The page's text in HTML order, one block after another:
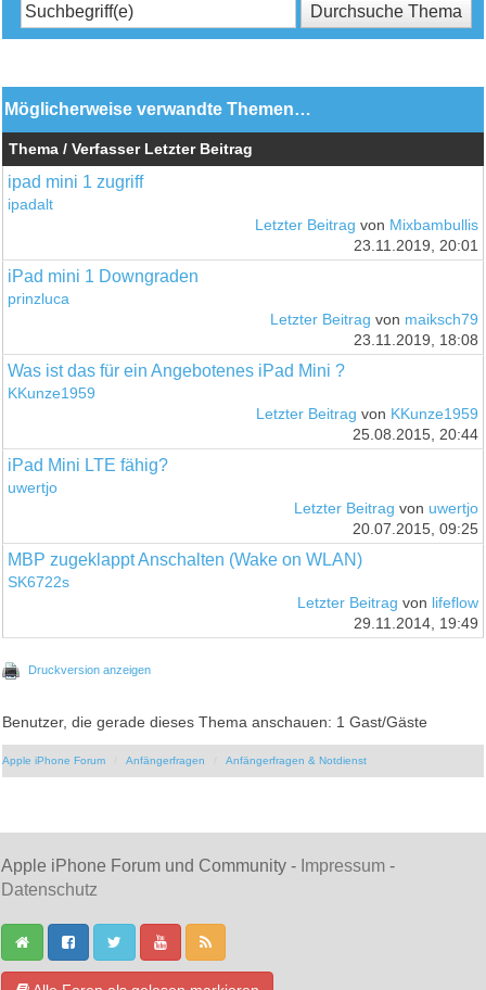
Möglicherweise verwandte Themen…
Thema / Verfasser Letzter Beitrag
ipad mini 1 zugriff
ipadalt
Letzter Beitrag von Mixbambullis
23.11.2019, 20:01
iPad mini 1 Downgraden
prinzluca
Letzter Beitrag von maiksch79
23.11.2019, 18:08
Was ist das für ein Angebotenes iPad Mini ?
KKunze1959
Letzter Beitrag von KKunze1959
25.08.2015, 20:44
iPad Mini LTE fähig?
uwertjo
Letzter Beitrag von uwertjo
20.07.2015, 09:25
MBP zugeklappt Anschalten (Wake on WLAN)
SK6722s
Letzter Beitrag von lifeflow
29.11.2014, 19:49
Druckversion anzeigen
Benutzer, die gerade dieses Thema anschauen: 1 Gast/Gäste
Apple iPhone Forum Anfängerfragen Anfängerfragen & Notdienst
Apple iPhone Forum und Community - Impressum -
Datenschutz